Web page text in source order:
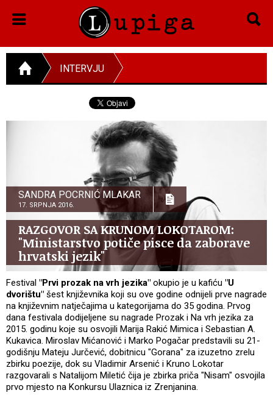
INTERVJU
SANDRA POCRNIĆ MLAKAR
17. SRPNJA 2016.
RAZGOVOR SA KRUNOM LOKOTAROM:
"Ministarstvo potiče pisce da zaborave
hrvatski jezik"
Festival "Prvi prozak na vrh jezika" okupio je u kafiću "U
dvorištu" šest književnika koji su ove godine odnijeli prve nagrade
na književnim natječajima u kategorijama do 35 godina. Prvog
dana festivala dodijeljene su nagrade Prozak i Na vrh jezika za
2015. godinu koje su osvojili Marija Rakić Mimica i Sebastian A.
Kukavica. Miroslav Mićanović i Marko Pogačar predstavili su 21-
godišnju Mateju Jurčević, dobitnicu "Gorana" za izuzetno zrelu
zbirku poezije, dok su Vladimir Arsenić i Kruno Lokotar
razgovarali s Natalijom Miletić čija je zbirka priča "Nisam" osvojila
prvo mjesto na Konkursu Ulaznica iz Zrenjanina.